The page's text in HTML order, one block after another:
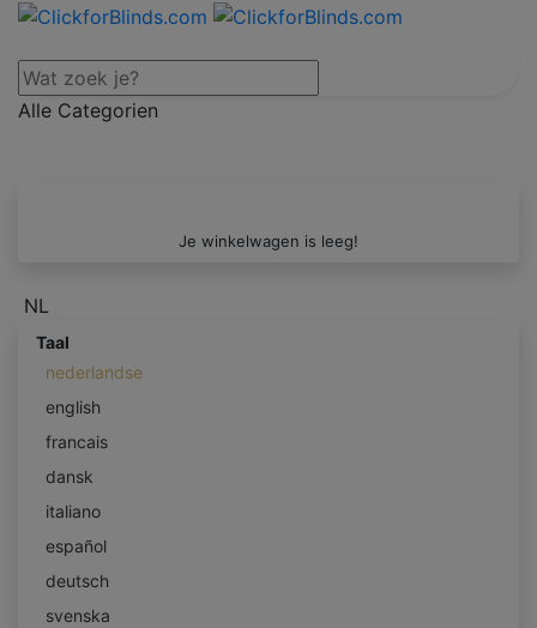
Alle Categorien
Je winkelwagen is leeg!
NL
Taal
nederlandse
english
francais
dansk
italiano
español
deutsch
svenska